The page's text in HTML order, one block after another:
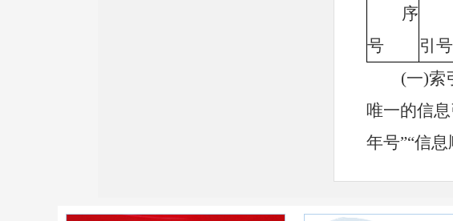
序
号
引号
(一)索
唯一的信
年号”“信息